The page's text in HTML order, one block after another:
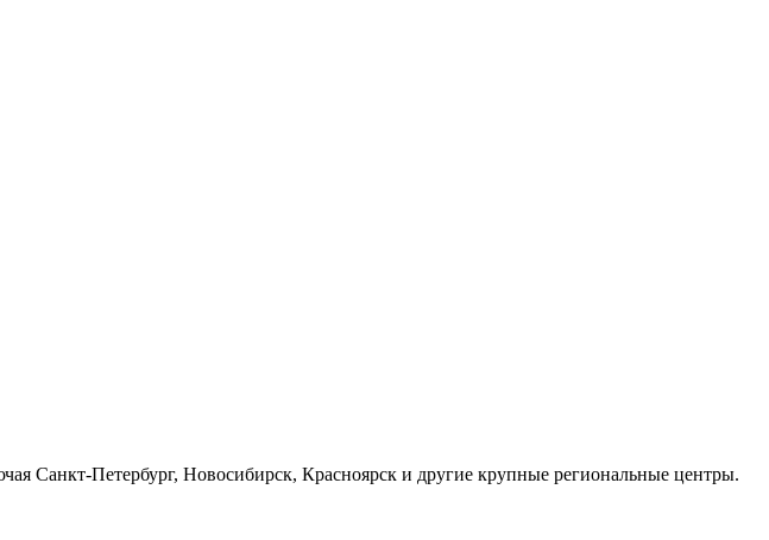
Санкт-Петербург, Новосибирск, Красноярск и другие крупные региональные центры.